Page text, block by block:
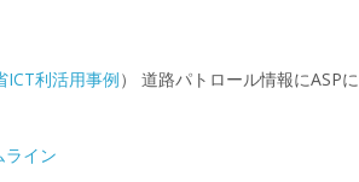
ICT利活用事例） 道路パトロール情報にASPに
ライン